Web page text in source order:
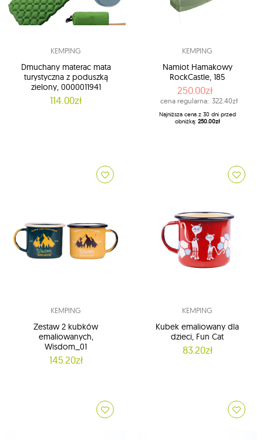
KEMPING
Dmuchany materac mata
turystyczna z poduszką
zielony, 0000011941
114.00zł
KEMPING
Namiot Hamakowy
RockCastle, 185
250.00zł
cena regularna: 322.40zł
Najniższa cena z 30 dni przed
obniżką: 250.00zł
KEMPING
Zestaw 2 kubków
emaliowanych,
Wisdom_01
145.20zł
KEMPING
Kubek emaliowany dla
dzieci, Fun Cat
83.20zł